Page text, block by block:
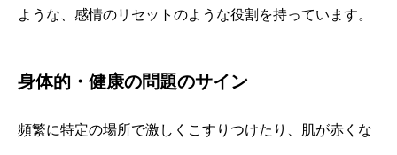
ような、感情のリセットのような役割を持っています。
身体的・健康の問題のサイン
頻繁に特定の場所で激しくこすりつけたり、肌が赤くな